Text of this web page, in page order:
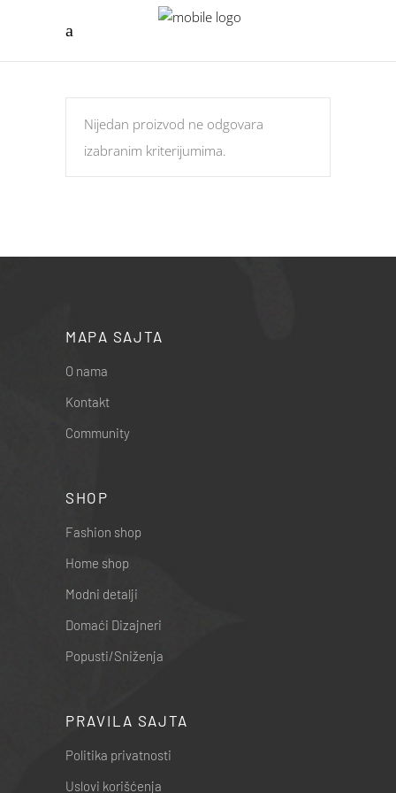
Nijedan proizvod ne odgovara
izabranim kriterijumima.
MAPA SAJTA
O nama
Kontakt
Community
SHOP
Fashion shop
Home shop
Modni detalji
Domaći Dizajneri
Popusti/Sniženja
PRAVILA SAJTA
Politika privatnosti
Uslovi korišćenja